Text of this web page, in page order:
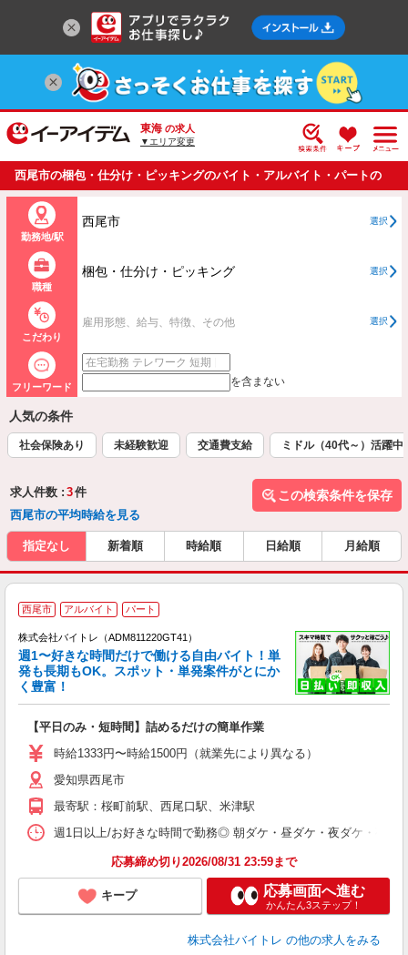
東海 の求人
▼エリア変更
西尾市の梱包・仕分け・ピッキングのバイト・アルバイト・パートの
求人情報一覧
勤務地/駅
西尾市 選択
職種
梱包・仕分け・ピッキング 選択
こだわり
雇用形態、給与、特徴、その他 選択
フリーワード を含まない
人気の条件
社会保険あり 未経験歓迎 交通費支給 ミドル（40代～）活躍中
求人件数 : 3件
西尾市の平均時給を見る
この検索条件を保存
指定なし 新着順 時給順 日給順 月給順
西尾市 アルバイト パート
株式会社バイトレ（ADM811220GT41）
週1〜好きな時間だけで働ける自由バイト！単
発も長期もOK。スポット・単発案件がとにか
く豊富！
【平日のみ・短時間】詰めるだけの簡単作業
時給1333円〜時給1500円（就業先により異なる）
愛知県西尾市
最寄駅：桜町前駅、西尾口駅、米津駅
週1日以上/お好きな時間で勤務◎ 朝ダケ・昼ダケ・夜ダケ・夜
応募締め切り2026/08/31 23:59まで
キープ 応募画面へ進む
かんたん3ステップ！
株式会社バイトレ の他の求人をみる